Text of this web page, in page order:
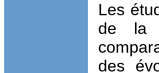
Les
de la
des